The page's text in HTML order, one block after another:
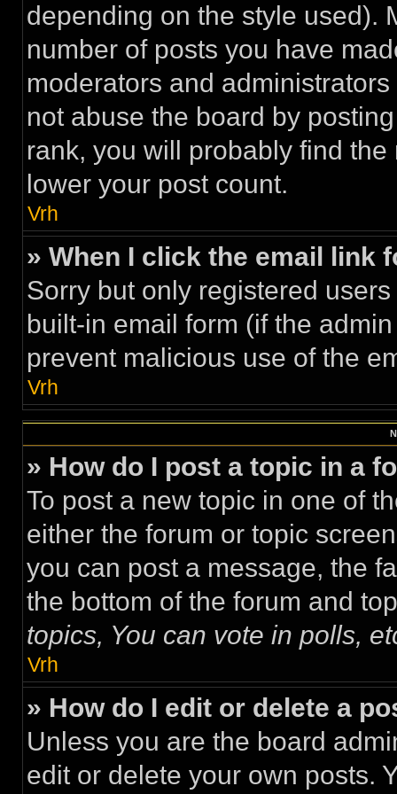
depending on the style used).
number of posts you have
moderators and
not abuse the board by
rank, you will probably find
lower your post count.
Vrh
» When I click the email link
Sorry but only registered
built-in email form (if the
prevent malicious use of the
Vrh
» How do I post a topic in a
To post a new topic in one of
either the forum or topic
you can post a message, the
the bottom of the forum and
topics, You can vote in polls,
Vrh
» How do I edit or delete a
Unless you are the board
edit or delete your own posts.